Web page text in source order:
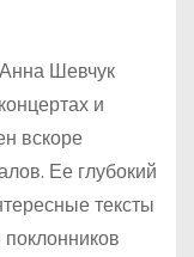
Шевчук
и
вскоре
Ее глубокий
тексты